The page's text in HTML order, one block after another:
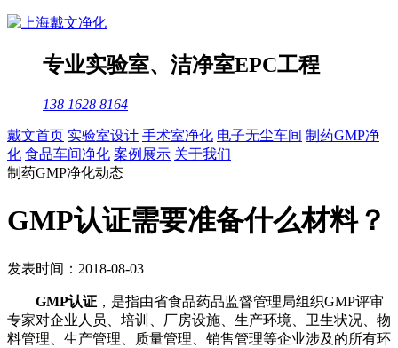
专业实验室、 洁净室EPC工程
138 1628 8164
戴文首页 实验室设计 手术室净化 电子无尘车间 制药GMP净
化 食品车间净化 案例展示 关于我们
制药GMP净化动态
GMP认证需要准备什么材料？
发表时间：2018-08-03
GMP认证 ，是指由省食品药品监督管理局组织GMP评审
专家对企业人员、培训、厂房设施、生产环境、卫生状况、物
料管理、生产管理、质量管理、销售管理等企业涉及的所有环